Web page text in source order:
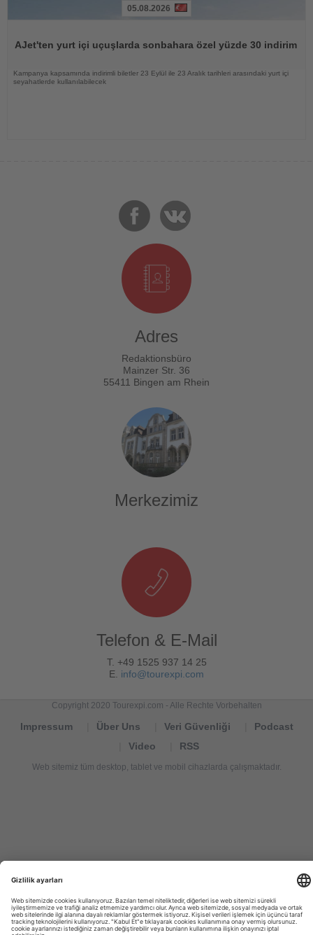
05.08.2026
AJet'ten yurt içi uçuşlarda sonbahara özel yüzde 30 indirim
Kampanya kapsamında indirimli biletler 23 Eylül ile 23 Aralık tarihleri arasındaki yurt içi
seyahatlerde kullanılabilecek
Adres
Redaktionsbüro
Mainzer Str. 36
55411 Bingen am Rhein
Merkezimiz
Telefon & E-Mail
T. +49 1525 937 14 25
E. info@tourexpi.com
Copyright 2020 Tourexpi.com - Alle Rechte Vorbehalten
Impressum Über Uns Veri Güvenliği
Podcast
Video
RSS
Web sitemiz tüm desktop, tablet ve mobil cihazlarda çalışmaktadır.
de
Tourismus
Nachrichten,